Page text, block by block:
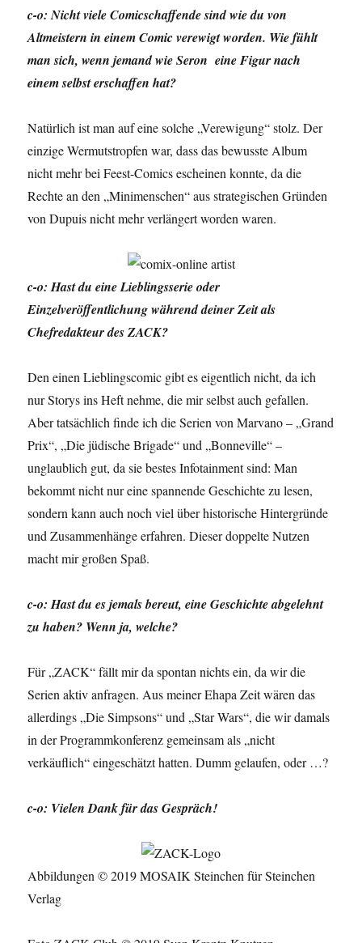
c-o: Nicht viele Comicschaffende sind wie du von
Altmeistern in einem Comic verewigt worden. Wie fühlt
man sich, wenn jemand wie Seron eine Figur nach
einem selbst erschaffen hat?
Natürlich ist man auf eine solche „Verewigung“ stolz. Der
einzige Wermutstropfen war, dass das bewusste Album
nicht mehr bei Feest-Comics escheinen konnte, da die
Rechte an den „Minimenschen“ aus strategischen Gründen
von Dupuis nicht mehr verlängert worden waren.
c-o: Hast du eine Lieblingsserie oder
Einzelveröffentlichung während deiner Zeit als
Chefredakteur des ZACK?
Den einen Lieblingscomic gibt es eigentlich nicht, da ich
nur Storys ins Heft nehme, die mir selbst auch gefallen.
Aber tatsächlich finde ich die Serien von Marvano – „Grand
Prix“, „Die jüdische Brigade“ und „Bonneville“ –
unglaublich gut, da sie bestes Infotainment sind: Man
bekommt nicht nur eine spannende Geschichte zu lesen,
sondern kann auch noch viel über historische Hintergründe
und Zusammenhänge erfahren. Dieser doppelte Nutzen
macht mir großen Spaß.
c-o: Hast du es jemals bereut, eine Geschichte abgelehnt
zu haben? Wenn ja, welche?
Für „ZACK“ fällt mir da spontan nichts ein, da wir die
Serien aktiv anfragen. Aus meiner Ehapa Zeit wären das
allerdings „Die Simpsons“ und „Star Wars“, die wir damals
in der Programmkonferenz gemeinsam als „nicht
verkäuflich“ eingeschätzt hatten. Dumm gelaufen, oder …?
c-o: Vielen Dank für das Gespräch!
Abbildungen © 2019 MOSAIK Steinchen für Steinchen
Verlag